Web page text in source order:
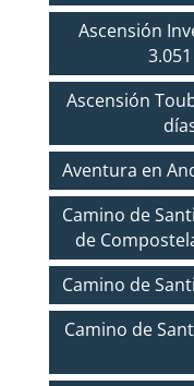
Ascensión
Ascensión
Aventura en
Camino de
de
Camino de
Camino de